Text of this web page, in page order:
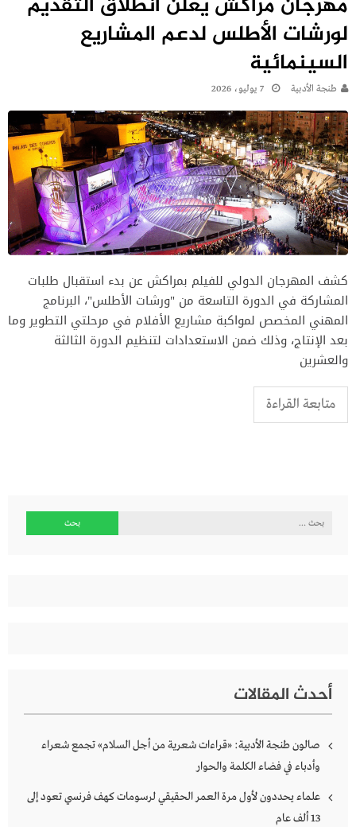
لورشات الأطلس لدعم المشاريع
السينمائية
طنجة الأدبية 7 يوليو، 2026
كشف المهرجان الدولي للفيلم بمراكش عن بدء استقبال طلبات
المشاركة في الدورة التاسعة من "ورشات الأطلس"، البرنامج
المهني المخصص لمواكبة مشاريع الأفلام في مرحلتي التطوير وما
بعد الإنتاج، وذلك ضمن الاستعدادات لتنظيم الدورة الثالثة
والعشرين
متابعة القراءة
البحث
أحدث المقالات
صالون طنجة الأدبية: «قراءات شعرية من أجل السلام» تجمع شعراء
وأدباء في فضاء الكلمة والحوار
علماء يحددون لأول مرة العمر الحقيقي لرسومات كهف فرنسي تعود إلى
13 ألف عام